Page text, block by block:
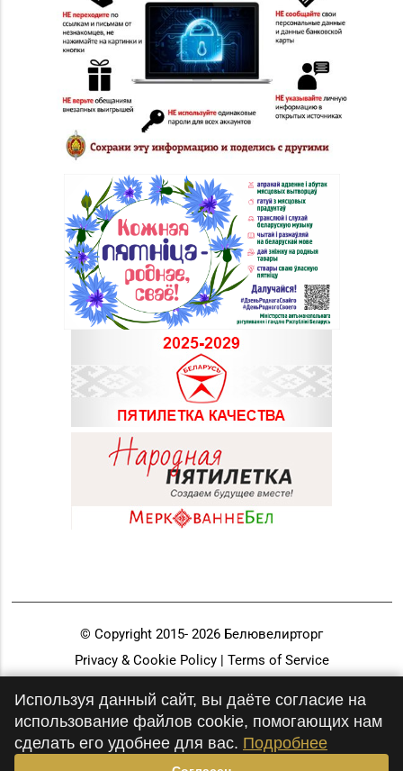
© Copyright 2015- 2026 Белювелирторг
Privacy & Cookie Policy | Terms of Service
Используя данный сайт, вы даёте согласие на
использование файлов cookie, помогающих нам
сделать его удобнее для вас. Подробнее